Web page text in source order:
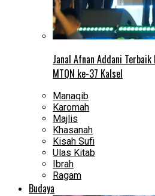
Janal Afnan Addani
MTQN ke-37 Kalsel
Manaqib
Karomah
Majlis
Khasanah
Kisah Sufi
Ulas Kitab
Ibrah
Ragam
Budaya